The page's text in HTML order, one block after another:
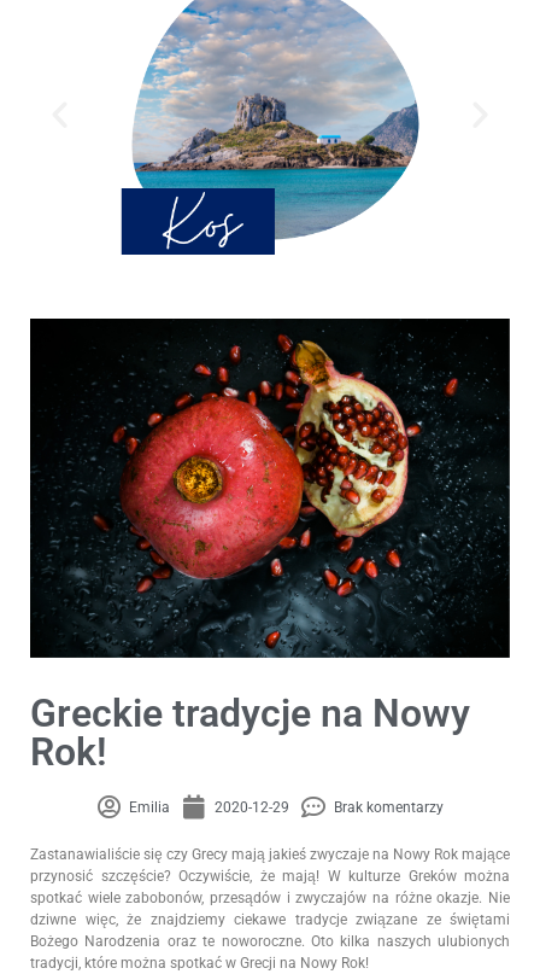
Greckie tradycje na Nowy
Rok!
Emilia 2020-12-29 Brak komentarzy
Zastanawialiście się czy Grecy mają jakieś zwyczaje na Nowy Rok mające
przynosić szczęście? Oczywiście, że mają! W kulturze Greków można
spotkać wiele zabobonów, przesądów i zwyczajów na różne okazje. Nie
dziwne więc, że znajdziemy ciekawe tradycje związane ze świętami
Bożego Narodzenia oraz te noworoczne. Oto kilka naszych ulubionych
tradycji, które można spotkać w Grecji na Nowy Rok!